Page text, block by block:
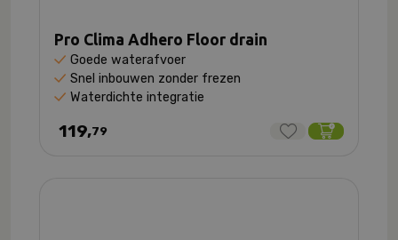
Pro Clima Adhero Floor drain
Goede waterafvoer
Snel inbouwen zonder frezen
Waterdichte integratie
119,79